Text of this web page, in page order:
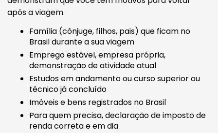
após a viagem.
Família (cônjuge, filhos, pais) que ficam no
Brasil durante a sua viagem
Emprego estável, empresa própria,
demonstração de atividade atual
Estudos em andamento ou curso superior ou
técnico já concluído
Imóveis e bens registrados no Brasil
Para quem precisa, declaração de imposto de
renda correta e em dia